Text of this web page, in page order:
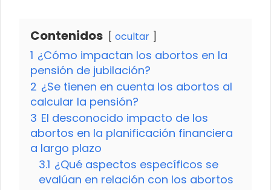
Contenidos ocultar
1 ¿Cómo impactan los abortos en la
pensión de jubilación?
2 ¿Se tienen en cuenta los abortos al
calcular la pensión?
3 El desconocido impacto de los
abortos en la planificación financiera
a largo plazo
3.1 ¿Qué aspectos específicos se
evalúan en relación con los abortos